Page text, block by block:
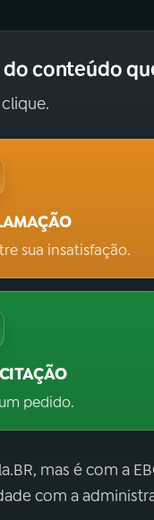
conteúdo
sua insatisfação.
pedido.
mas é com a
com a